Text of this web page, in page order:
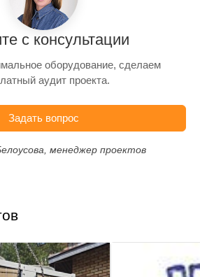
с консультации
оборудование, сделаем
аудит проекта.
Задать вопрос
менеджер проектов